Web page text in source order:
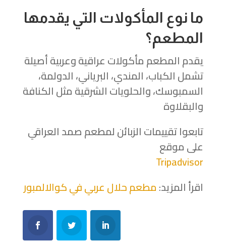
ما نوع المأكولات التي يقدمها
المطعم؟
يقدم المطعم مأكولات عراقية وعربية أصيلة
تشمل الكباب، المندي، البرياني، الدولمة،
السمبوسك، والحلويات الشرقية مثل الكنافة
والبقلاوة
تابعوا تقييمات الزبائن لمطعم صمد العراقي
على موقع
Tripadvisor
اقرأ المزيد:مطعم حلال عربي في كوالالمبور